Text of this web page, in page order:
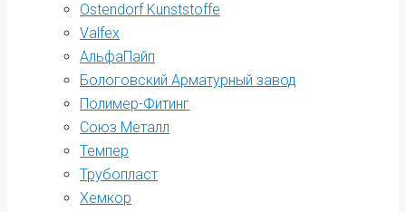
Ostendorf Kunststoffe
Valfex
АльфаПайп
Бологовский Арматурный завод
Полимер-Фитинг
Союз Металл
Темпер
Трубопласт
Хемкор